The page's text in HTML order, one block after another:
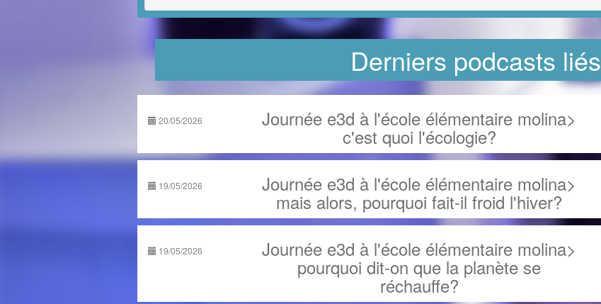
Derniers podcasts liés
20/05/2026 Journée e3d à l'école élémentaire molina>
c'est quoi l'écologie?
19/05/2026 Journée e3d à l'école élémentaire molina>
mais alors, pourquoi fait-il froid l'hiver?
19/05/2026 Journée e3d à l'école élémentaire molina>
pourquoi dit-on que la planète se
réchauffe?